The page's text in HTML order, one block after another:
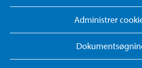
Administrer